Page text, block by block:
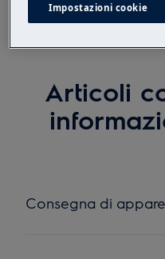
Articoli
Consegna di
Impostazioni cookie